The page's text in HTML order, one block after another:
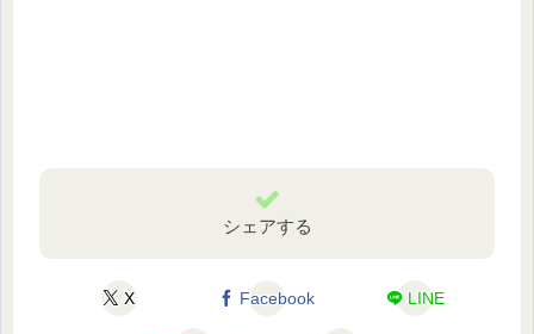
シェアする
X Facebook LINE